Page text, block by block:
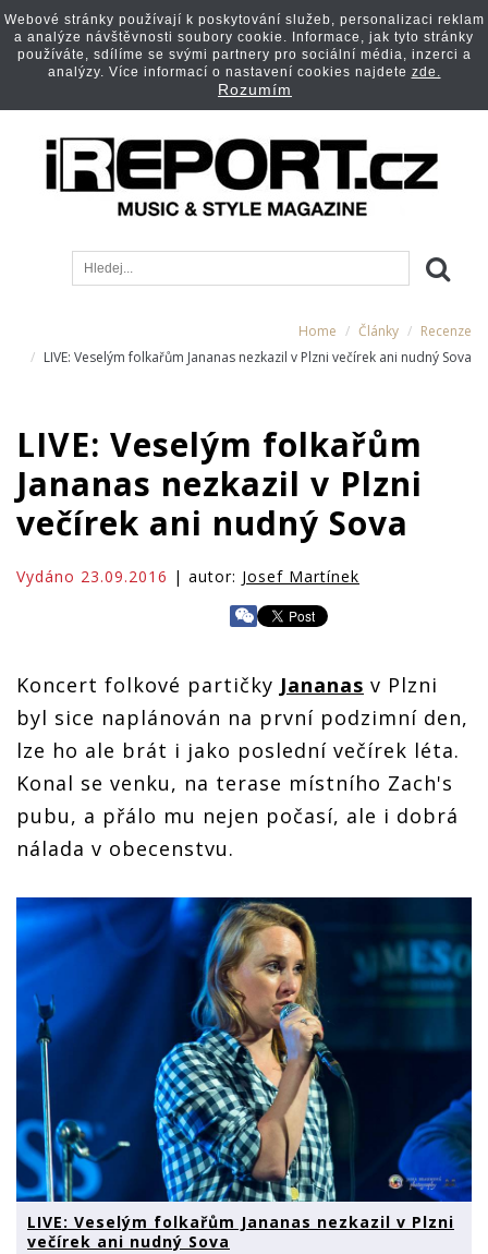
Home Články
Recenze
LIVE: Veselým folkařům Jananas nezkazil v Plzni večírek ani nudný Sova
LIVE: Veselým folkařům
Jananas nezkazil v Plzni
večírek ani nudný Sova
Vydáno 23.09.2016 | autor: Josef Martínek
Koncert folkové partičky Jananas v Plzni
byl sice naplánován na první podzimní den,
lze ho ale brát i jako poslední večírek léta.
Konal se venku, na terase místního Zach's
pubu, a přálo mu nejen počasí, ale i dobrá
nálada v obecenstvu.
LIVE: Veselým folkařům Jananas nezkazil v Plzni
večírek ani nudný Sova
Webové stránky používají k poskytování služeb, personalizaci reklam
a analýze návštěvnosti soubory cookie. Informace, jak tyto stránky
používáte, sdílíme se svými partnery pro sociální média, inzerci a
analýzy. Více informací o nastavení cookies najdete zde.
Rozumím